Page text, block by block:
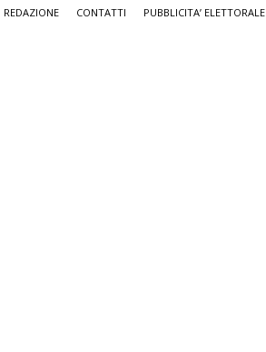
REDAZIONE CONTATTI PUBBLICITA’ ELETTORALE